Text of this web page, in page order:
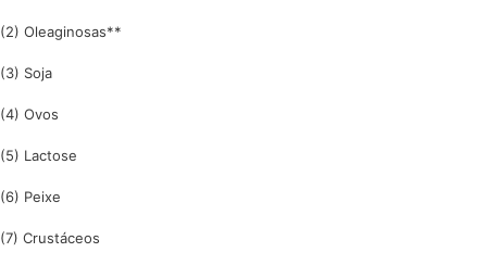
(2) Oleaginosas**
(3) Soja
(4) Ovos
(5) Lactose
(6) Peixe
(7) Crustáceos